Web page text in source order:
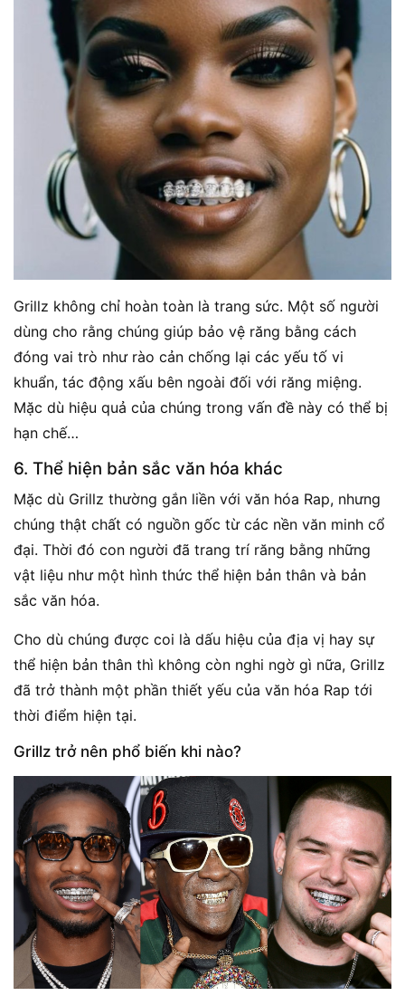
Grillz không chỉ hoàn toàn là trang sức. Một số người
dùng cho rằng chúng giúp bảo vệ răng bằng cách
đóng vai trò như rào cản chống lại các yếu tố vi
khuẩn, tác động xấu bên ngoài đối với răng miệng.
Mặc dù hiệu quả của chúng trong vấn đề này có thể bị
hạn chế…
6. Thể hiện bản sắc văn hóa khác
Mặc dù Grillz thường gắn liền với văn hóa Rap, nhưng
chúng thật chất có nguồn gốc từ các nền văn minh cổ
đại. Thời đó con người đã trang trí răng bằng những
vật liệu như một hình thức thể hiện bản thân và bản
sắc văn hóa.
Cho dù chúng được coi là dấu hiệu của địa vị hay sự
thể hiện bản thân thì không còn nghi ngờ gì nữa, Grillz
đã trở thành một phần thiết yếu của văn hóa Rap tới
thời điểm hiện tại.
Grillz trở nên phổ biến khi nào?